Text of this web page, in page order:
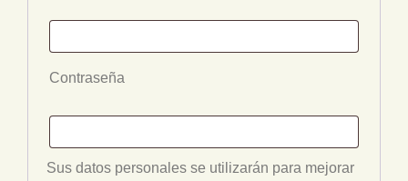
Contraseña
Sus datos personales se utilizarán para mejorar